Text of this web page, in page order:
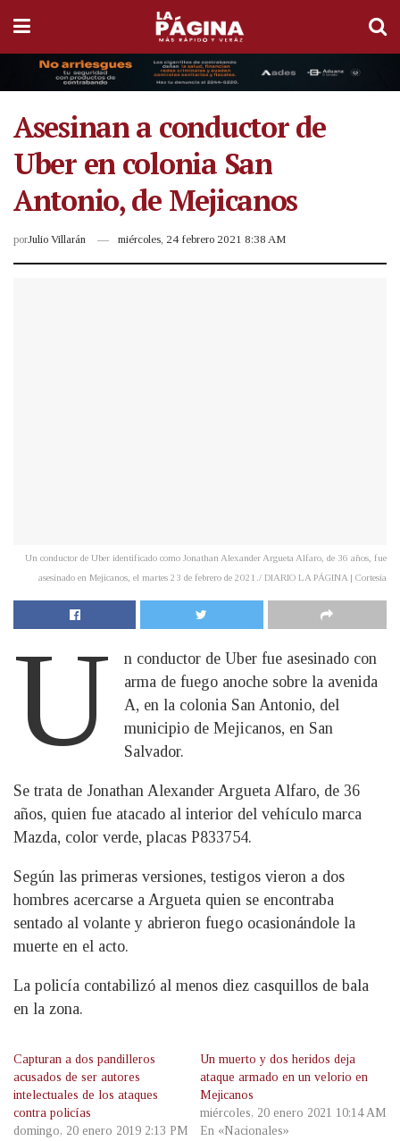
Asesinan a conductor de
Uber en colonia San
Antonio, de Mejicanos
porJulio Villarán miércoles, 24 febrero 2021 8:38 AM
Un conductor de Uber identificado como Jonathan Alexander Argueta Alfaro, de 36 años, fue
asesinado en Mejicanos, el martes 23 de febrero de 2021./ DIARIO LA PÁGINA | Cortesía
U
n conductor de Uber fue asesinado con
arma de fuego anoche sobre la avenida
A, en la colonia San Antonio, del
municipio de Mejicanos, en San
Salvador.
Se trata de Jonathan Alexander Argueta Alfaro, de 36
años, quien fue atacado al interior del vehículo marca
Mazda, color verde, placas P833754.
Según las primeras versiones, testigos vieron a dos
hombres acercarse a Argueta quien se encontraba
sentado al volante y abrieron fuego ocasionándole la
muerte en el acto.
La policía contabilizó al menos diez casquillos de bala
en la zona.
Capturan a dos pandilleros
acusados de ser autores
intelectuales de los ataques
contra policías
domingo, 20 enero 2019 2:13 PM
Un muerto y dos heridos deja
ataque armado en un velorio en
Mejicanos
miércoles, 20 enero 2021 10:14 AM
En «Nacionales»